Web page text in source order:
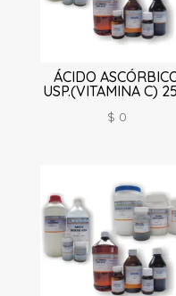
ÁCIDO
USP.(VITAMINA C)
$ 0